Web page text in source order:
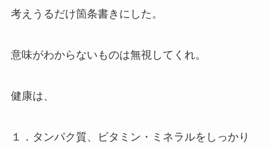
考えうるだけ箇条書きにした。
意味がわからないものは無視してくれ。
健康は、
１．タンパク質、ビタミン・ミネラルをしっかり